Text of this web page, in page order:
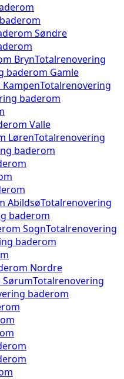
Søndre
BrynTotalrenovering
baderom Gamle
KampenTotalrenovering
baderom
Valle
LørenTotalrenovering
baderom
AbildsøTotalrenovering
baderom
SognTotalrenovering
baderom
Nordre
SørumTotalrenovering
baderom